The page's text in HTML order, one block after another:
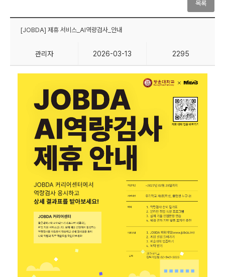
목록
[JOBDA] 제휴 서비스_AI역량검사_안내
관리자 2026-03-13 2295